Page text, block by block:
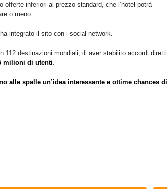
offerte inferiori al prezzo standard, che l’hotel potrà
o meno.
integrato il sito con i social network.
112 destinazioni mondiali, di aver stabilito accordi diretti
milioni di utenti.
alle spalle un’idea interessante e ottime chances di